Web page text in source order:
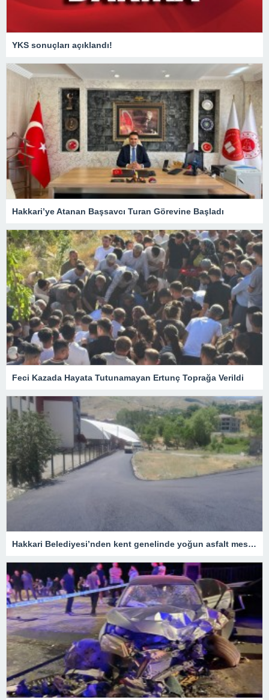
YKS sonuçları açıklandı!
Hakkari’ye Atanan Başsavcı Turan Görevine Başladı
Feci Kazada Hayata Tutunamayan Ertunç Toprağa Verildi
Hakkari Belediyesi’nden kent genelinde yoğun asfalt mesaisi